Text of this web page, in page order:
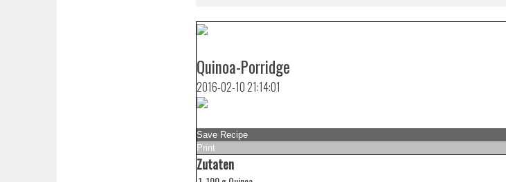
Quinoa-Porridge
2016-02-10 21:14:01
Save Recipe
Print
Zutaten